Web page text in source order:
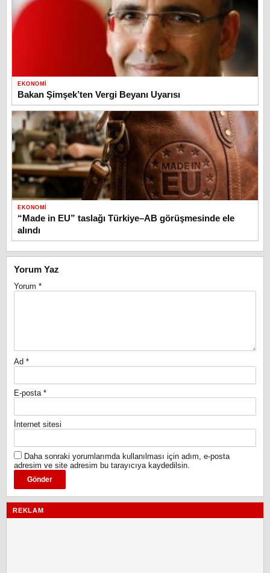
EKONOMI
Bakan Şimşek’ten Vergi Beyanı Uyarısı
EKONOMI
“Made in EU” taslağı Türkiye–AB görüşmesinde ele
alındı
Yorum Yaz
Yorum *
Ad *
E-posta *
İnternet sitesi
Daha sonraki yorumlarımda kullanılması için adım, e-posta
adresim ve site adresim bu tarayıcıya kaydedilsin.
REKLAM